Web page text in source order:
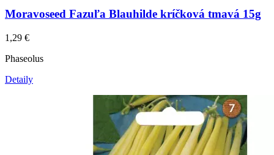
Moravoseed Fazuľa Blauhilde kríčková tmavá 15g
1,29 €
Phaseolus
Detaily